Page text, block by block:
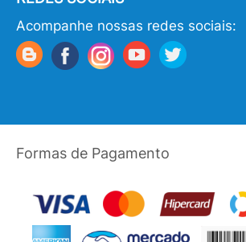
Acompanhe nossas redes sociais:
Formas de Pagamento